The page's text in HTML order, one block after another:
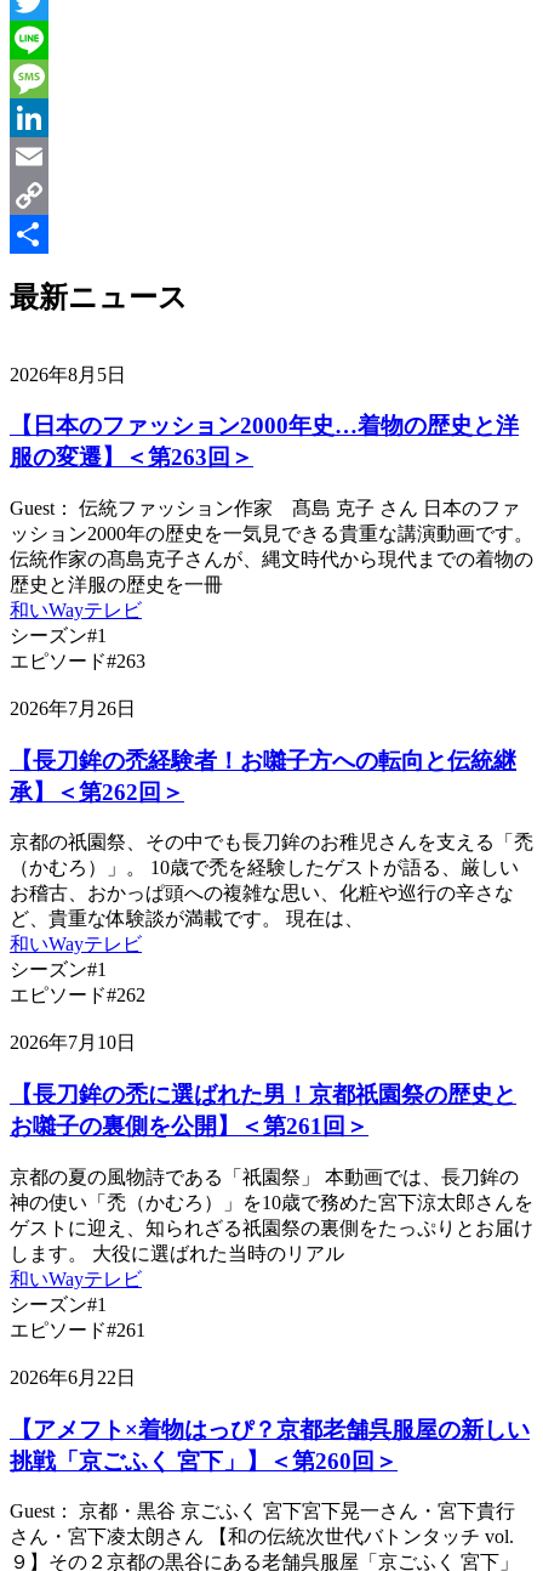
最新ニュース
2026年8月5日
【日本のファッション2000年史…着物の歴史と洋
服の変遷】＜第263回＞
Guest： 伝統ファッション作家 髙島 克子 さん 日本のファ
ッション2000年の歴史を一気見できる貴重な講演動画です。
伝統作家の髙島克子さんが、縄文時代から現代までの着物の
歴史と洋服の歴史を一冊
和いWayテレビ
シーズン#1
エピソード#263
2026年7月26日
【長刀鉾の禿経験者！お囃子方への転向と伝統継
承】＜第262回＞
京都の祇園祭、その中でも長刀鉾のお稚児さんを支える「禿
（かむろ）」。 10歳で禿を経験したゲストが語る、厳しい
お稽古、おかっぱ頭への複雑な思い、化粧や巡行の辛さな
ど、貴重な体験談が満載です。 現在は、
和いWayテレビ
シーズン#1
エピソード#262
2026年7月10日
【長刀鉾の禿に選ばれた男！京都祇園祭の歴史と
お囃子の裏側を公開】＜第261回＞
京都の夏の風物詩である「祇園祭」 本動画では、長刀鉾の
神の使い「禿（かむろ）」を10歳で務めた宮下涼太郎さんを
ゲストに迎え、知られざる祇園祭の裏側をたっぷりとお届け
します。 大役に選ばれた当時のリアル
和いWayテレビ
シーズン#1
エピソード#261
2026年6月22日
【アメフト×着物はっぴ？京都老舗呉服屋の新しい
挑戦「京ごふく 宮下」】＜第260回＞
Guest： 京都・黒谷 京ごふく 宮下宮下晃一さん・宮下貴行
さん・宮下凌太朗さん 【和の伝統次世代バトンタッチ vol.
９】その２京都の黒谷にある老舗呉服屋「京ごふく 宮下」